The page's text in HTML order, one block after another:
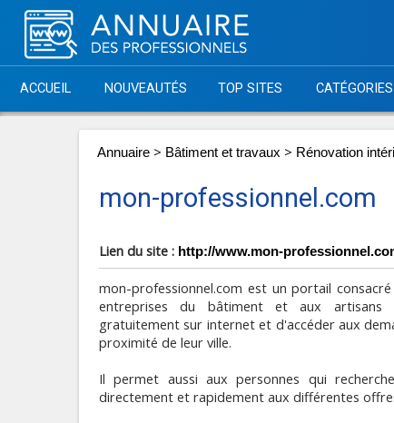
ACCUEIL NOUVEAUTÉS TOP SITES CATÉGORIES
Annuaire > Bâtiment et travaux > Rénovation
mon-professionnel.com
Lien du site : http://www.mon-
mon-professionnel.com est un portail
entreprises du bâtiment et aux artisans
gratuitement sur internet et d'accéder aux
proximité de leur ville.
Il permet aussi aux personnes qui
directement et rapidement aux différentes